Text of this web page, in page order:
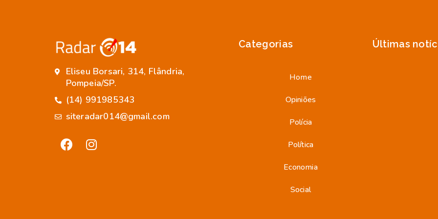
Eliseu Borsari, 314, Flândria,
Pompeia/SP.
(14) 991985343
siteradar014@gmail.com
Categorias
Home
Opiniões
Polícia
Política
Economia
Social
Últimas